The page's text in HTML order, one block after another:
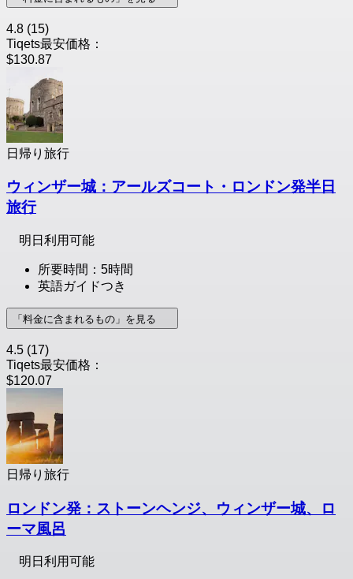
4.8 (15)
Tiqets最安価格：
$130.87
日帰り旅行
ウィンザー城：アールズコート・ロンドン発半日
旅行
明日利用可能
所要時間：5時間
英語ガイドつき
「料金に含まれるもの」を見る
4.5 (17)
Tiqets最安価格：
$120.07
日帰り旅行
ロンドン発：ストーンヘンジ、ウィンザー城、ロ
ーマ風呂
明日利用可能